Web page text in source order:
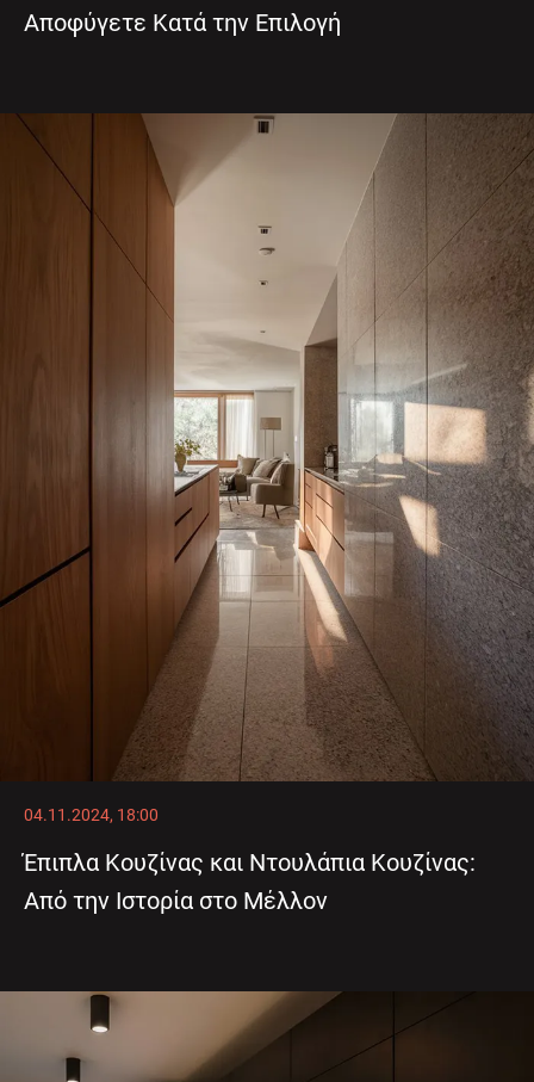
Αποφύγετε Κατά την Επιλογή
04.11.2024, 18:00
Έπιπλα Κουζίνας και Ντουλάπια Κουζίνας:
Από την Ιστορία στο Μέλλον